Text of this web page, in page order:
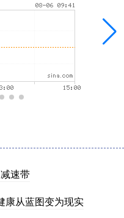
速带
康从蓝图变为现实